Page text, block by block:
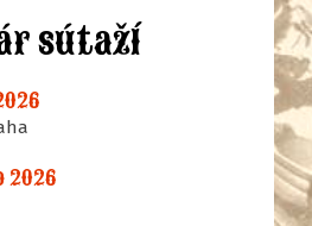
sútaží
2026